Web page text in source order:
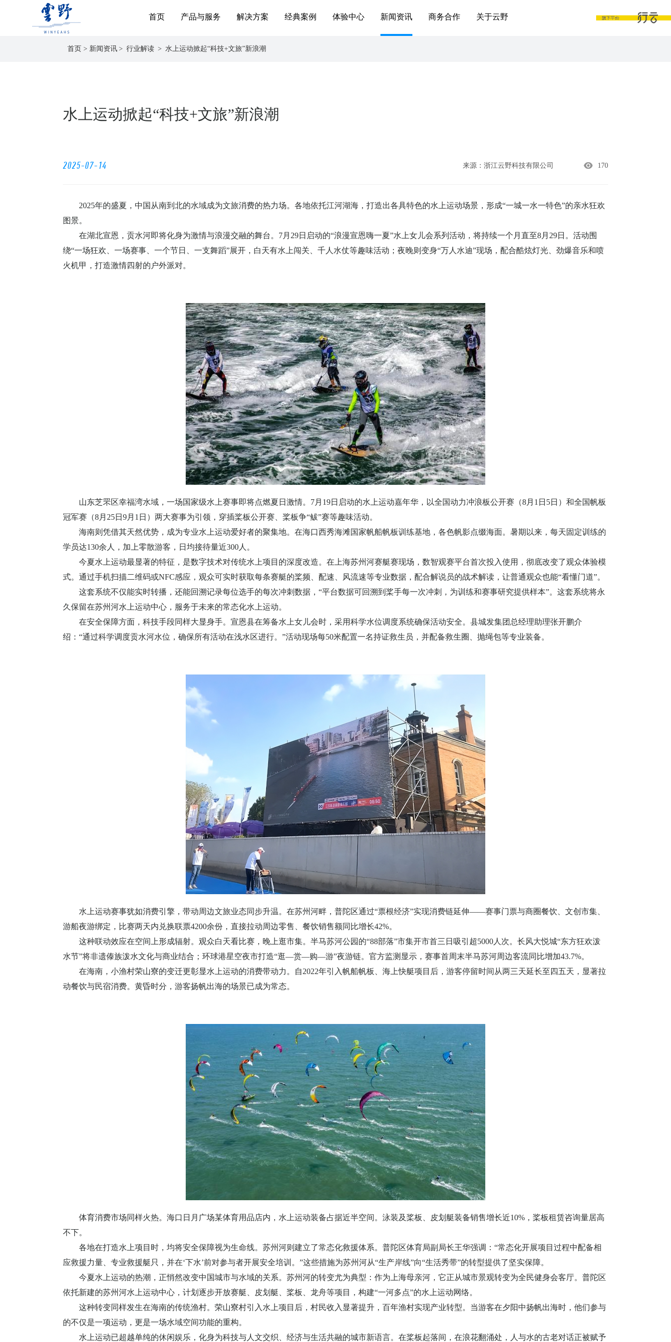
首页 产品与服务 解决方案 经典案例 体验中心 新闻资讯 商务合作 关于云野
首页 > 新闻资讯 行业解读 水上运动掀起“科技+文旅”新浪潮
水上运动掀起“科技+文旅”新浪潮
2025-07-14 来源：浙江云野科技有限公司 170
2025年的盛夏，中国从南到北的水域成为文旅消费的热力场。各地依托江河湖海，打造出各具特色的水上运动场景，形成“一城一水一特色”的亲水狂欢
图景。
在湖北宣恩，贡水河即将化身为激情与浪漫交融的舞台。 7月 29日启动的“浪漫宣恩嗨一夏”水上女儿会系列活动，将持续一个月直至8月 29日。活动围
绕“一场狂欢、一场赛事、一个节日、一支舞蹈”展开，白天有水上闯关、千人水仗等趣味活动；夜晚则变身“万人水迪”现场，配合酷炫灯光、劲爆音乐和喷
火机甲，打造激情四射的户外派对。
山东芝罘区幸福湾水域，一场国家级水上赛事即将点燃夏日激情。 7月 19日启动的水上运动嘉年华，以全国动力冲浪板公开赛（8月 1 日 5日）和全国帆板
冠军赛（8月 25日 9月 1 日）两大赛事为引领，穿插桨板公开赛、桨板争“鲅”赛等趣味活动。
海南则凭借其天然优势，成为专业水上运动爱好者的聚集地。在海口西秀海滩国家帆船帆板训练基地，各色帆影点缀海面。暑期以来，每天固定训练的
学员达130余人，加上零散游客，日均接待量近300人。
今夏水上运动最显著的特征，是数字技术对传统水上项目的深度改造。在上海苏州河赛艇赛现场，数智观赛平台首次投入使用，彻底改变了观众体验模
式。通过手机扫描二维码或NFC感应，观众可实时获取每条赛艇的桨频、配速、风流速等专业数据，配合解说员的战术解读，让普通观众也能“看懂门道”。
这套系统不仅能实时转播，还能回溯记录每位选手的每次冲刺数据，“平台数据可回溯到桨手每一次冲刺，为训练和赛事研究提供样本”。这套系统将永
久保留在苏州河水上运动中心，服务于未来的常态化水上运动。
在安全保障方面，科技手段同样大显身手。宣恩县在筹备水上女儿会时，采用科学水位调度系统确保活动安全。县城发集团总经理助理张开鹏介
绍： “通过科学调度贡水河水位，确保所有活动在浅水区进行。”活动现场每50米配置一名持证救生员，并配备救生圈、抛绳包等专业装备。
水上运动赛事犹如消费引擎，带动周边文旅业态同步升温。在苏州河畔，普陀区通过“票根经济”实现消费链延伸——赛事门票与商圈餐饮、文创市集、
游船夜游绑定，比赛两天内兑换联票4200余份，直接拉动周边零售、餐饮销售额同比增长42%。
这种联动效应在空间上形成辐射。 观众白天看比赛，晚上逛市集。半马苏河公园的“88部落”市集开市首三日吸引超5000人次。长风大悦城“东方狂欢泼
水节”将非遗傣族泼水文化与商业结合；环球港星空夜市打造“逛—赏—购—游”夜游链。官方监测显示，赛事首周末半马苏河周边客流同比增加43.7%。
在海南，小渔村荣山寮的变迁更彰显水上运动的消费带动力。自2022年引入帆船帆板、海上快艇项目后，游客停留时间从两三天延长至四五天，显著拉
动餐饮与民宿消费。黄昏时分，游客扬帆出海的场景已成为常态。
体育消费市场同样火热。海口日月广场某体育用品店内，水上运动装备占据近半空间。泳装及桨板、皮划艇装备销售增长近10% ，桨板租赁咨询量居高
不下。
各地在打造水上项目时，均将安全保障视为生命线。苏州河则建立了常态化救援体系。普陀区体育局副局长王华强调： “常态化开展项目过程中配备相
应救援力量、专业救援艇只，并在‘下水’前对参与者开展安全培训。”这些措施为苏州河从“生产岸线”向“生活秀带”的转型提供了坚实保障。
今夏水上运动的热潮，正悄然改变中国城市与水域的关系。苏州河的转变尤为典型：作为上海母亲河，它正从城市景观转变为全民健身会客厅。普陀区
依托新建的苏州河水上运动中心，计划逐步开放赛艇、皮划艇、桨板、龙舟等项目，构建“一河多点”的水上运动网络。
这种转变同样发生在海南的传统渔村。荣山寮村引入水上项目后，村民收入显著提升，百年渔村实现产业转型。当游客在夕阳中扬帆出海时，他们参与
的不仅是一项运动，更是一场水域空间功能的重构。
水上运动已超越单纯的休闲娱乐，化身为科技与人文交织、经济与生活共融的城市新语言。在桨板起落间，在浪花翻涌处，人与水的古老对话正被赋予